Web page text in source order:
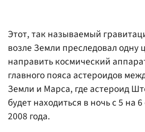
Этот, так называемый
возле Земли преследовал одну
направить космический
главного пояса астероидов
Земли и Марса, где астероид
будет находиться в ночь с 5 на
2008 года.